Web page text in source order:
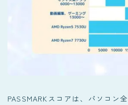
PASSMARKスコアは、パソコン